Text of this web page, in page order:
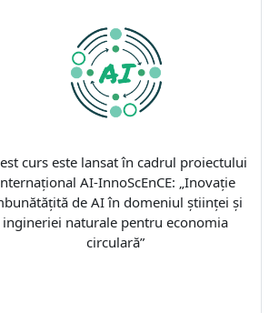
curs este lansat în cadrul proiectului
AI-InnoScEnCE: „Inovație
de AI în domeniul științei și
ingineriei naturale pentru economia
circulară”